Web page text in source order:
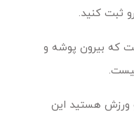
ثبت کنید.
که بیرون پوشه و
ورزش هستید این